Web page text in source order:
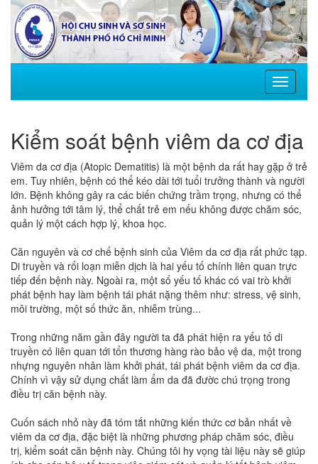
Toggle
Kiểm soát bệnh viêm da cơ địa
Viêm da cơ địa (Atopic Dematitis) là một bệnh da rất hay gặp ở trẻ
em. Tuy nhiên, bệnh có thể kéo dài tới tuổi trưởng thành và người
lớn. Bệnh không gây ra các biến chứng trầm trọng, nhưng có thể
ảnh hưởng tới tâm lý, thể chất trẻ em nếu không được chăm sóc,
quản lý một cách hợp lý, khoa học.
Căn nguyên và cơ chế bệnh sinh của Viêm da cơ địa rất phức tạp.
Di truyền và rối loạn miễn dịch là hai yếu tố chính liên quan trực
tiếp đến bệnh này. Ngoài ra, một số yếu tố khác có vai trò khởi
phát bệnh hay làm bệnh tái phát nặng thêm như: stress, vệ sinh,
môi trường, một số thức ăn, nhiễm trùng...
Trong những năm gần đây người ta đã phát hiện ra yếu tố di
truyền có liên quan tới tổn thương hàng rào bảo vệ da, một trong
nhựng nguyên nhân làm khởi phát, tái phát bệnh viêm da cơ địa.
Chính vì vậy sử dụng chất làm ẩm da đã đườc chú trọng trong
điều trị căn bệnh này.
Cuốn sách nhỏ này đã tóm tắt những kiến thức cơ bản nhất về
viêm da cơ địa, đặc biệt là những phương pháp chăm sóc, điều
trị, kiểm soát căn bệnh này. Chúng tôi hy vọng tài liệu này sẽ giúp